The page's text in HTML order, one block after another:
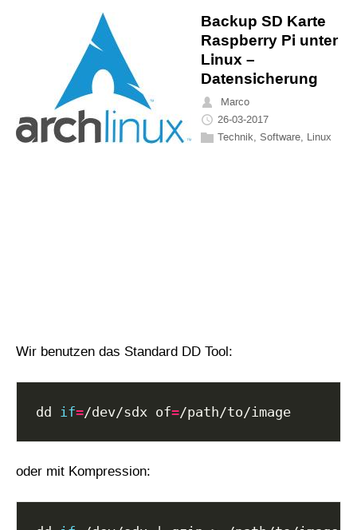
Backup SD Karte
Raspberry Pi unter
Linux –
Datensicherung
Marco
26-03-2017
Technik, Software, Linux
Wir benutzen das Standard DD Tool:
dd if=/dev/sdx of=
oder mit Kompression: